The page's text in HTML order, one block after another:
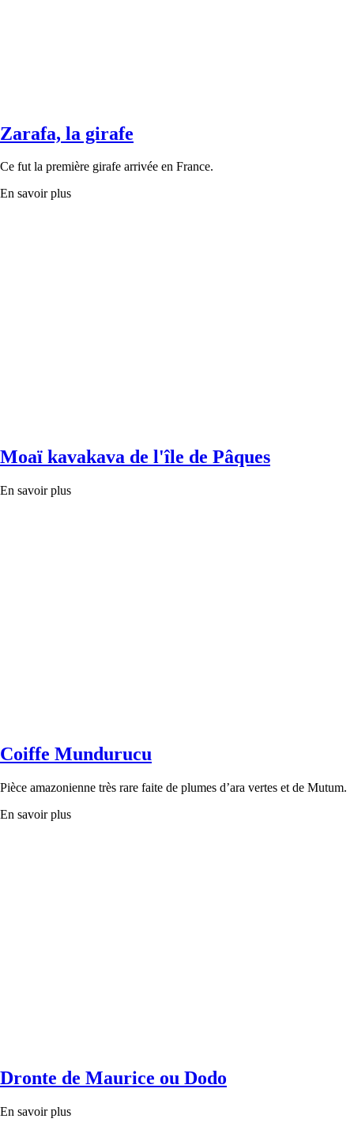
Zarafa, la girafe
Ce fut la première girafe arrivée en France.
En savoir plus
Moaï kavakava de l'île de Pâques
En savoir plus
Coiffe Mundurucu
Pièce amazonienne très rare faite de plumes d’ara vertes et de Mutum.
En savoir plus
Dronte de Maurice ou Dodo
En savoir plus